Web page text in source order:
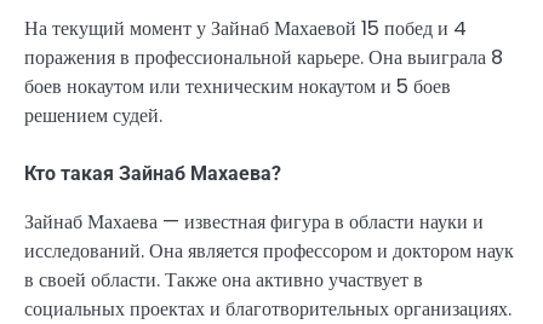
На текущий момент у Зайнаб Махаевой 15 побед и 4
поражения в профессиональной карьере. Она выиграла 8
боев нокаутом или техническим нокаутом и 5 боев
решением судей.
Кто такая Зайнаб Махаева?
Зайнаб Махаева — известная фигура в области науки и
исследований. Она является профессором и доктором наук
в своей области. Также она активно участвует в
социальных проектах и благотворительных организациях.